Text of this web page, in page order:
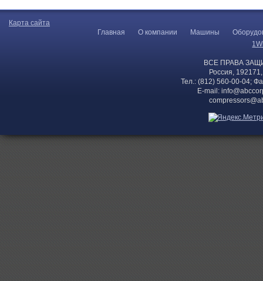
Карта сайта
Главная
О компании Машины
ВСЕ ПРАВА
Россия,
Тел.: (812) 560-00-04;
E-mail: